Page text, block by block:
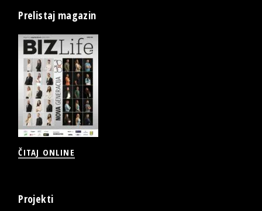
Prelistaj magazin
ČITAJ ONLINE
Projekti